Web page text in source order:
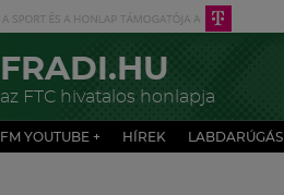
FRADI.HU
az FTC hivatalos honlapja
FM YOUTUBE + HÍREK LABDARÚGÁS